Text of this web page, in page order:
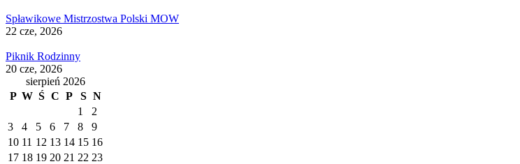
Spławikowe Mistrzostwa Polski MOW
22 cze, 2026
Piknik Rodzinny
20 cze, 2026
sierpień 2026
P W Ś C P S N
1
2
3
4 5 6 7 8
9
10 11 12 13 14 15 16
17 18 19 20 21 22 23